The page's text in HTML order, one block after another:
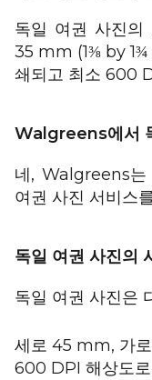
독일 여권 사진
35 mm (1⅜ by 1¾
쇄되고 최소 600
Walgreens에서
네, Walgreens는
여권 사진 서비스
독일 여권 사진의
독일 여권 사진은
세로 45 mm, 가
600 DPI 해상도